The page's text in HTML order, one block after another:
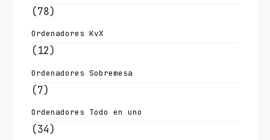
(78)
Ordenadores KvX
(12)
Ordenadores Sobremesa
(7)
Ordenadores Todo en uno
(34)